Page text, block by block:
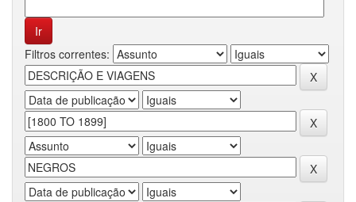
Filtros correntes: